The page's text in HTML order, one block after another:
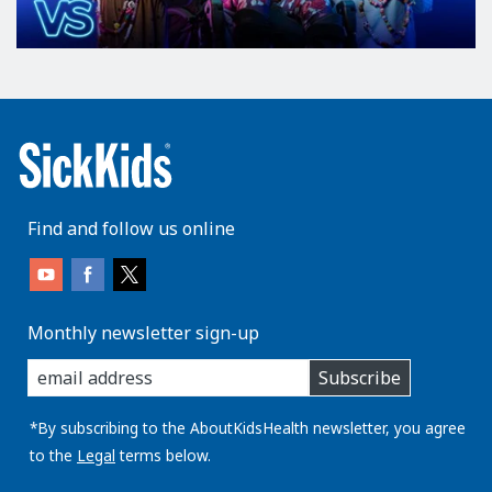
Find and follow us online
Monthly newsletter sign-up
enter
you
email
address:
Subscribe
*By subscribing to the AboutKidsHealth newsletter, you agree
to the Legal terms below.